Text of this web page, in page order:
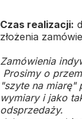
Czas realizacji:
złożenia
Zamówienia
Prosimy o
"szyte na miarę"
wymiary i jako
odsprzedaży.